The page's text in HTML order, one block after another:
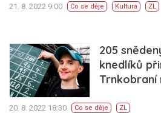
21. 8. 2022 9:00 Co se děje Kultura ZL
205
knedlíků
Trnkobraní
20. 8. 2022 18:30 Co se děje ZL